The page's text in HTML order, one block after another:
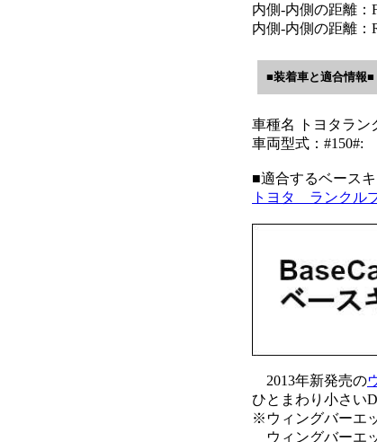
内側-内側の距離：
内側-内側の距離：
■装着車と適合情報■
車種名 トヨタラン
車両型式：#150#:
■適合するベース
トヨタ ランクル
2013年新発売の
ひとまわり小さい
※ウィングバーエ
ウィングバーエ